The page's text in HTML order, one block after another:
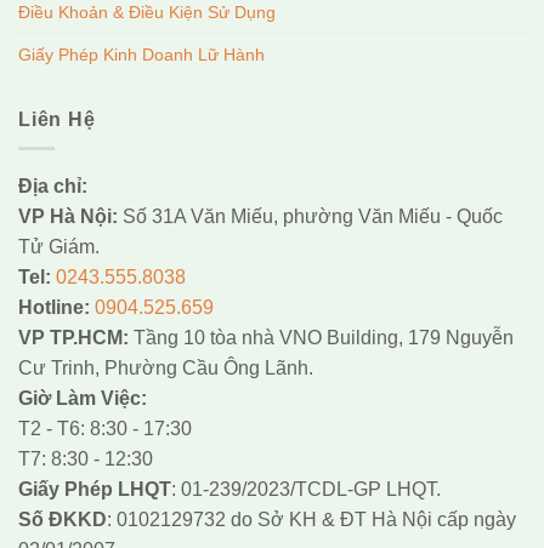
Điều Khoản & Điều Kiện Sử Dụng
Giấy Phép Kinh Doanh Lữ Hành
Liên Hệ
Địa chỉ:
VP Hà Nội: Số 31A Văn Miếu, phường Văn Miếu - Quốc
Tử Giám.
Tel: 0243.555.8038
Hotline: 0904.525.659
VP TP.HCM: Tầng 10 tòa nhà VNO Building, 179 Nguyễn
Cư Trinh, Phường Cầu Ông Lãnh.
Giờ Làm Việc:
T2 - T6: 8:30 - 17:30
T7: 8:30 - 12:30
Giấy Phép LHQT: 01-239/2023/TCDL-GP LHQT.
Số ĐKKD: 0102129732 do Sở KH & ĐT Hà Nội cấp ngày